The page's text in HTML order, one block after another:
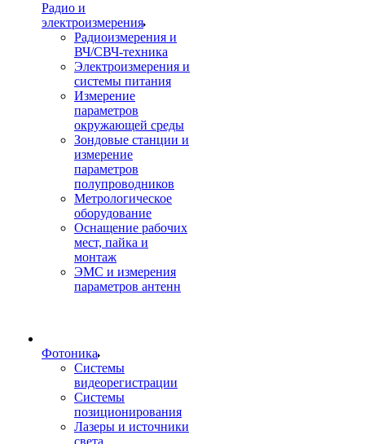
Радио и
электроизмерения
Радиоизмерения и
ВЧ/СВЧ-техника
Электроизмерения и
системы питания
Измерение
параметров
окружающей среды
Зондовые станции и
измерение
параметров
полупроводников
Метрологическое
оборудование
Оснащение рабочих
мест, пайка и
монтаж
ЭМС и измерения
параметров антенн
Фотоника
Cистемы
видеорегистрации
Системы
позиционирования
Лазеры и источники
света